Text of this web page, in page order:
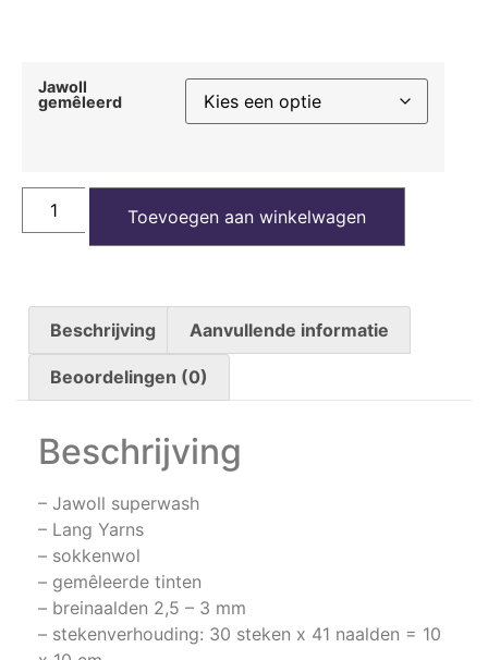
Jawoll
gemêleerd
Toevoegen aan winkelwagen
Beschrijving Aanvullende informatie
Beoordelingen (0)
Beschrijving
– Jawoll superwash
– Lang Yarns
– sokkenwol
– gemêleerde tinten
– breinaalden 2,5 – 3 mm
– stekenverhouding: 30 steken x 41 naalden = 10